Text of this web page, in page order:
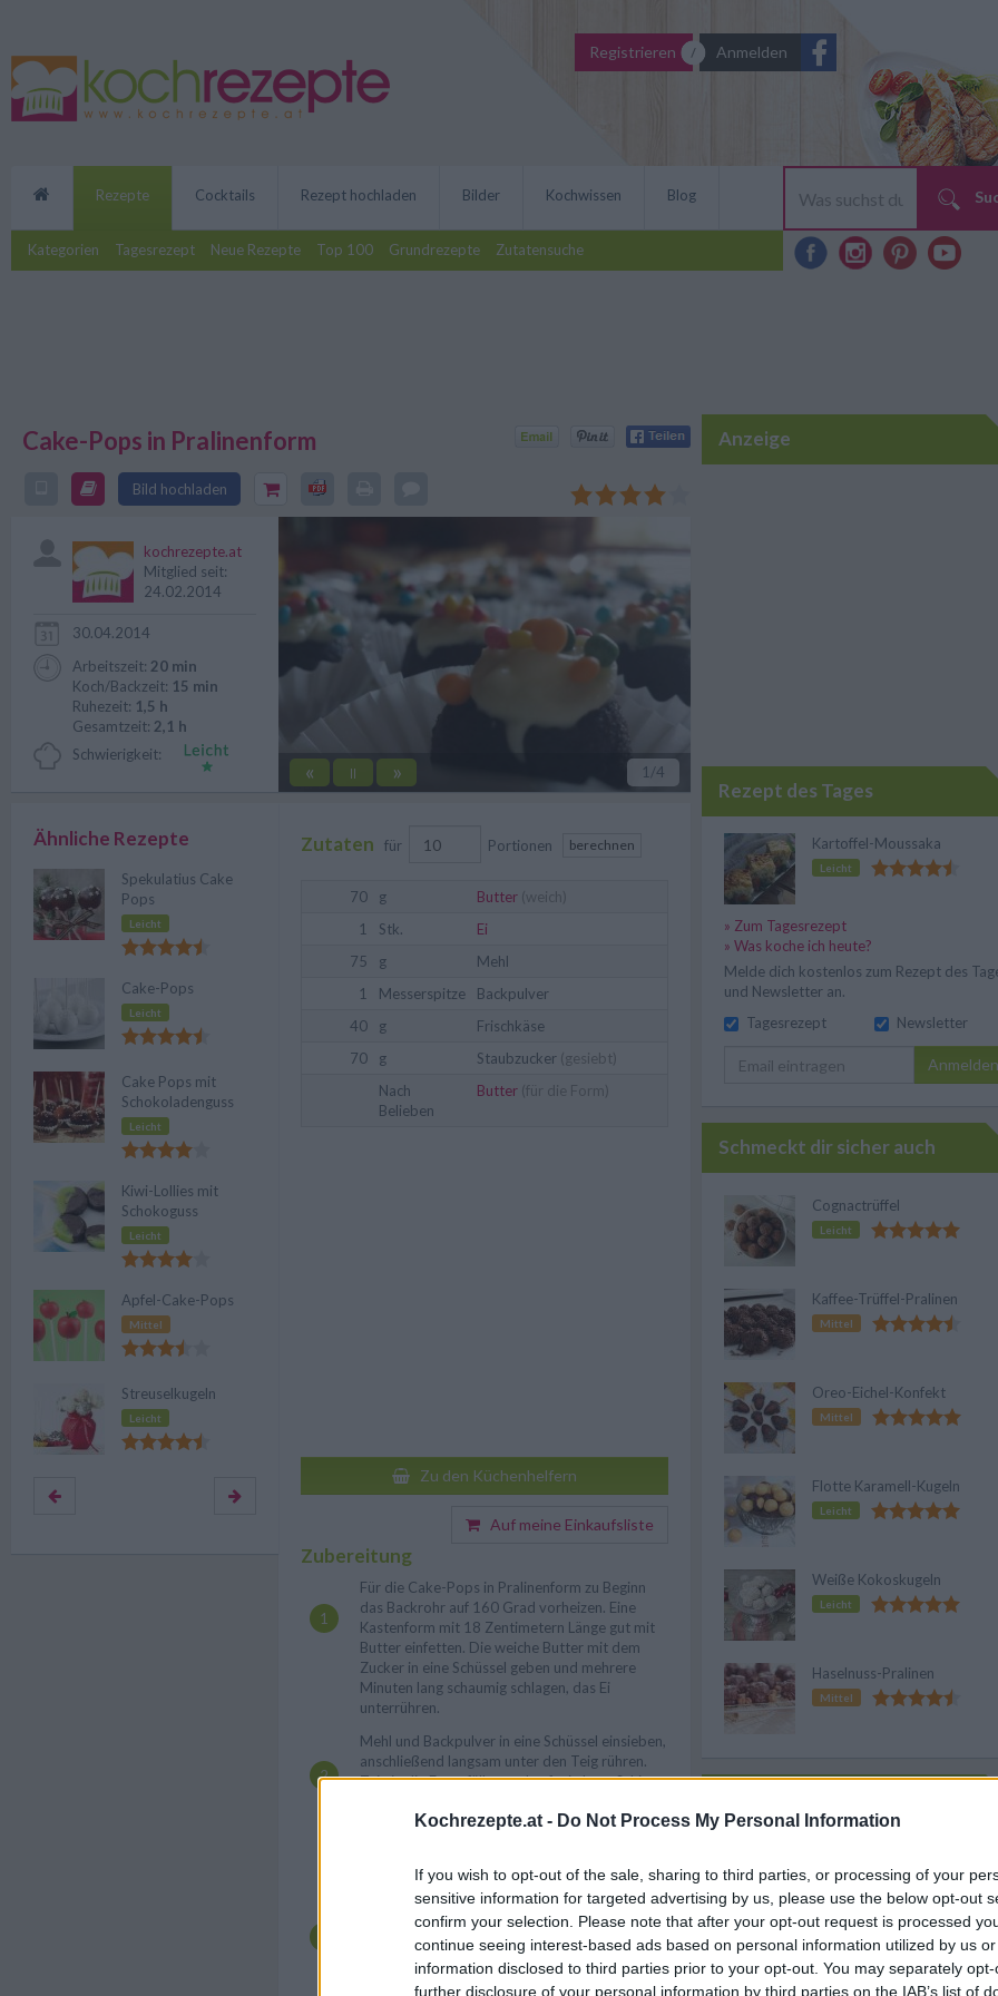
Kochrezepte.at - Do Not Process My Personal Information
If you wish to opt-out of the sale, sharing to third parties, or processing of your
sensitive information for targeted advertising by us, please use the below opt-out
confirm your selection. Please note that after your opt-out request is processed
continue seeing interest-based ads based on personal information utilized by us
information disclosed to third parties prior to your opt-out. You may separately
further disclosure of your personal information by third parties on the IAB’s list of
Registrieren Anmelden
Rezepte
Kategorien Tagesrezept Neue Rezepte Top 100 Grundrezepte Zutatensuche
Cocktails Rezept hochladen Bilder Kochwissen Blog
Cake-Pops in Pralinenform
Bild hochladen
der Zubereitung, die süßen Kugeln sind auch als schönes
Mitbringsel geeignet.
« || » 1 /4
kochrezepte.at
Mitglied seit:
24.02.2014
30.04.2014
Arbeitszeit: 20 min
Koch/Backzeit: 15 min
Ruhezeit: 1,5 h
Gesamtzeit: 2,1 h
Schwierigkeit:
Zutaten für Portionen berechnen
70 g Butter (weich)
1
Stk.
Ei
75
g
Mehl
1
Messerspitze
Backpulver
40
g
Frischkäse
70
g Staubzucker (gesiebt)
Nach
Belieben
Butter (für die Form)
Zu den Küchenhelfern
Auf meine Einkaufsliste
Zubereitung
Für die Cake-Pops in Pralinenform zu Beginn
das Backrohr auf 160 Grad vorheizen. Eine
Kastenform mit 18 Zentimetern Länge gut mit
Butter einfetten. Die weiche Butter mit dem
Zucker in eine Schüssel geben und mehrere
Minuten lang schaumig schlagen, das Ei
unterrühren.
Mehl und Backpulver in eine Schüssel einsieben,
anschließend langsam unter den Teig rühren.
Teig in die Form füllen und auf mittlerer Schiene
Herausnehmen und eine halbe Stunde lang
erkalten lassen.
In der Zwischenzeit den Frischkäse mit
gesiebtem Staubzucker sorgfältig verrühren.
Sollte der abgekühlte Kuchen harte Krusten an
den Rändern haben, diese mit einem scharfen
Ähnliche Rezepte
Spekulatius Cake
Pops
Leicht
Cake-Pops
Leicht
Cake Pops mit
Schokoladenguss
Leicht
Kiwi-Lollies mit
Schokoguss
Leicht
Apfel-Cake-Pops
Mittel
Streuselkugeln
Leicht
Anzeige
Rezept des Tages
Kartoffel-Moussaka
Leicht
» Zum Tagesrezept
» Was koche ich heute?
Melde dich kostenlos zum Rezept des
und Newsletter an.
Tagesrezept
Newsletter
Anmelden
Schmeckt dir sicher auch
Cognactrüffel
Leicht
Kaffee-Trüffel-Pralinen
Mittel
Oreo-Eichel-Konfekt
Mittel
Flotte Karamell-Kugeln
Leicht
Weiße Kokoskugeln
Leicht
Haselnuss-Pralinen
Mittel